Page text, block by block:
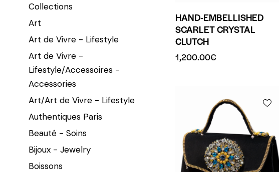
HAND-EMBELLISHED
SCARLET CRYSTAL
CLUTCH
1,200.00€
Collections
Art
Art de Vivre - Lifestyle
Art de Vivre -
Lifestyle/Accessoires -
Accessories
Art/Art de Vivre - Lifestyle
Authentiques Paris
Beauté - Soins
Bijoux - Jewelry
Boissons